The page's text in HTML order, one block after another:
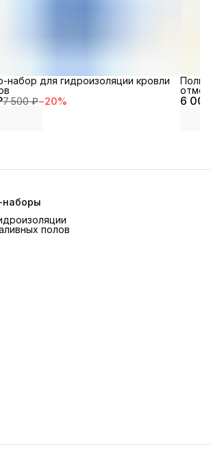
7 500 ₽−20%
набор для гидроизоляции кровли
6
полов